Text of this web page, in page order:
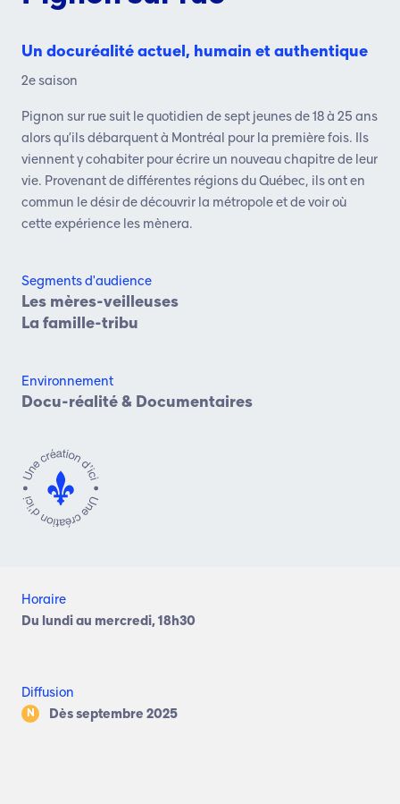
Un docuréalité actuel, humain et authentique​
2e saison
Pignon sur ruesuit le quotidien de sept jeunesde 18 à 25 ans
alors qu’ils débarquent à Montréal pour la première fois. Ils
viennent ycohabiter pour écrire un nouveau chapitre de leur
vie. Provenant de différentes régions duQuébec, ils ont en
commun le désir dedécouvrir la métropole et de voir où
cetteexpérience les mènera.
Segments d'audience
Les mères-veilleuses
La famille-tribu
Environnement
Docu-réalité & Documentaires
Horaire
Du lundi au mercredi, 18h30
Diffusion
N Dès septembre 2025